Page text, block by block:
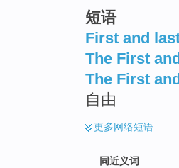
短语
First and
The First
The First
自由
更多网络短语
同近义词